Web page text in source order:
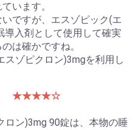
います。
ですが、エスゾピック(エ
導入剤として使用して確実
は確かですね。
スゾピクロン)3mgを利用し
★★★★☆
ロン)3mg 90錠は、本物の睡